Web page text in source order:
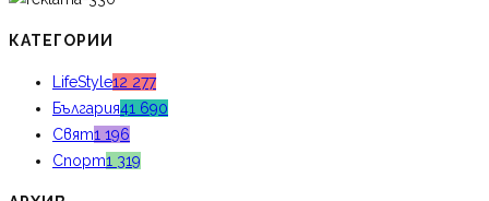
КАТЕГОРИИ
LifeStyle12 277
България41 690
Свят1 196
Спорт1 319